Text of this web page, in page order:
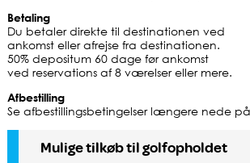
Betaling
Du betaler direkte til destinationen ved
ankomst eller afrejse fra destinationen.
50% depositum 60 dage før ankomst
ved reservations af 8 værelser eller mere.
Afbestilling
Se afbestillingsbetingelser længere nede
Mulige tilkøb til golfopholdet